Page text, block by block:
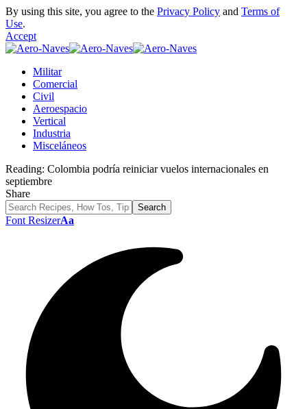
By using this site, you agree to the Privacy Policy and Terms of
Use.
Accept
Militar
Comercial
Civil
Aeroespacio
Vertical
Industria
Misceláneos
Reading: Colombia podría reiniciar vuelos internacionales en
septiembre
Share
Font ResizerAa